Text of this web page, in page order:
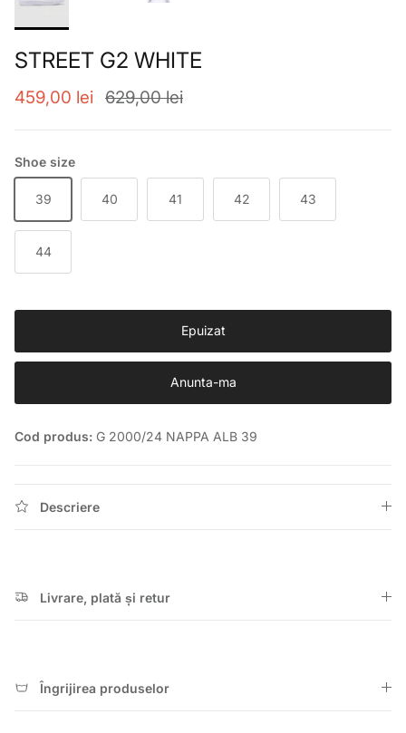
STREET G2 WHITE
Preț de vânzare
459,00 lei Preț obișnuit
629,00 lei
Shoe size
39 40 41 42 43
44
Epuizat
Anunta-ma
Cod produs: G 2000/24 NAPPA ALB 39
Descriere
Livrare, plată și retur
Îngrijirea produselor